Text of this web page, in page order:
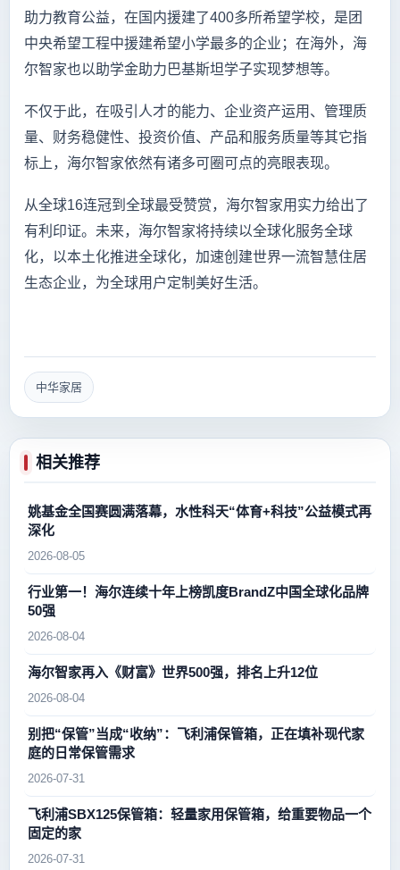
助力教育公益，在国内援建了400多所希望学校，是团
中央希望工程中援建希望小学最多的企业；在海外，海
尔智家也以助学金助力巴基斯坦学子实现梦想等。
不仅于此，在吸引人才的能力、企业资产运用、管理质
量、财务稳健性、投资价值、产品和服务质量等其它指
标上，海尔智家依然有诸多可圈可点的亮眼表现。
从全球16连冠到全球最受赞赏，海尔智家用实力给出了
有利印证。未来，海尔智家将持续以全球化服务全球
化，以本土化推进全球化，加速创建世界一流智慧住居
生态企业，为全球用户定制美好生活。
中华家居
相关推荐
姚基金全国赛圆满落幕，水性科天“体育+科技”公益模式再
深化
2026-08-05
行业第一！海尔连续十年上榜凯度BrandZ中国全球化品牌
50强
2026-08-04
海尔智家再入《财富》世界500强，排名上升12位
2026-08-04
别把“保管”当成“收纳”：飞利浦保管箱，正在填补现代家
庭的日常保管需求
2026-07-31
飞利浦SBX125保管箱：轻量家用保管箱，给重要物品一个
固定的家
2026-07-31